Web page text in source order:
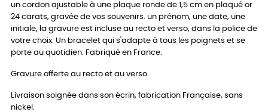
un cordon ajustable à une plaque ronde de 1,5 cm en plaqué or
24 carats, gravée de vos souvenirs. un prénom, une date, une
initiale, la gravure est incluse au recto et verso, dans la police de
votre choix. Un bracelet qui s'adapte à tous les poignets et se
porte au quotidien. Fabriqué en France.
Gravure offerte au recto et au verso.
Livraison soignée dans son écrin, fabrication Française, sans
nickel.